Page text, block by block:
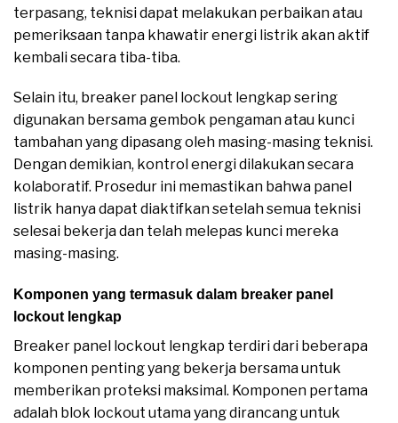
terpasang, teknisi dapat melakukan perbaikan atau
pemeriksaan tanpa khawatir energi listrik akan aktif
kembali secara tiba-tiba.
Selain itu, breaker panel lockout lengkap sering
digunakan bersama gembok pengaman atau kunci
tambahan yang dipasang oleh masing-masing teknisi.
Dengan demikian, kontrol energi dilakukan secara
kolaboratif. Prosedur ini memastikan bahwa panel
listrik hanya dapat diaktifkan setelah semua teknisi
selesai bekerja dan telah melepas kunci mereka
masing-masing.
Komponen yang termasuk dalam breaker panel
lockout lengkap
Breaker panel lockout lengkap terdiri dari beberapa
komponen penting yang bekerja bersama untuk
memberikan proteksi maksimal. Komponen pertama
adalah blok lockout utama yang dirancang untuk